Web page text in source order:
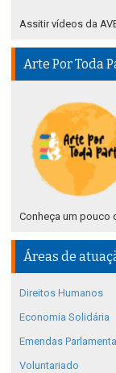
Assitir vídeos da
Arte Por Toda
Conheça um pouco
Áreas de
Direitos Humanos
Economia Solidária
Emendas
Voluntariado